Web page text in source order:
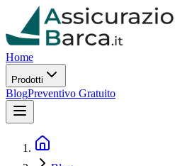
Home
Prodotti
BlogPreventivo Gratuito